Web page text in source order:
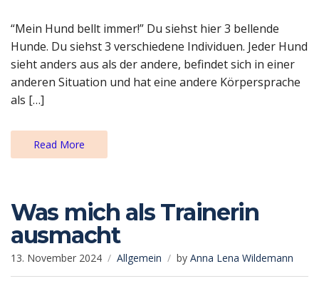
“Mein Hund bellt immer!” Du siehst hier 3 bellende
Hunde. Du siehst 3 verschiedene Individuen. Jeder Hund
sieht anders aus als der andere, befindet sich in einer
anderen Situation und hat eine andere Körpersprache
als […]
Read More
Was mich als Trainerin
ausmacht
13. November 2024 Allgemein by Anna Lena Wildemann